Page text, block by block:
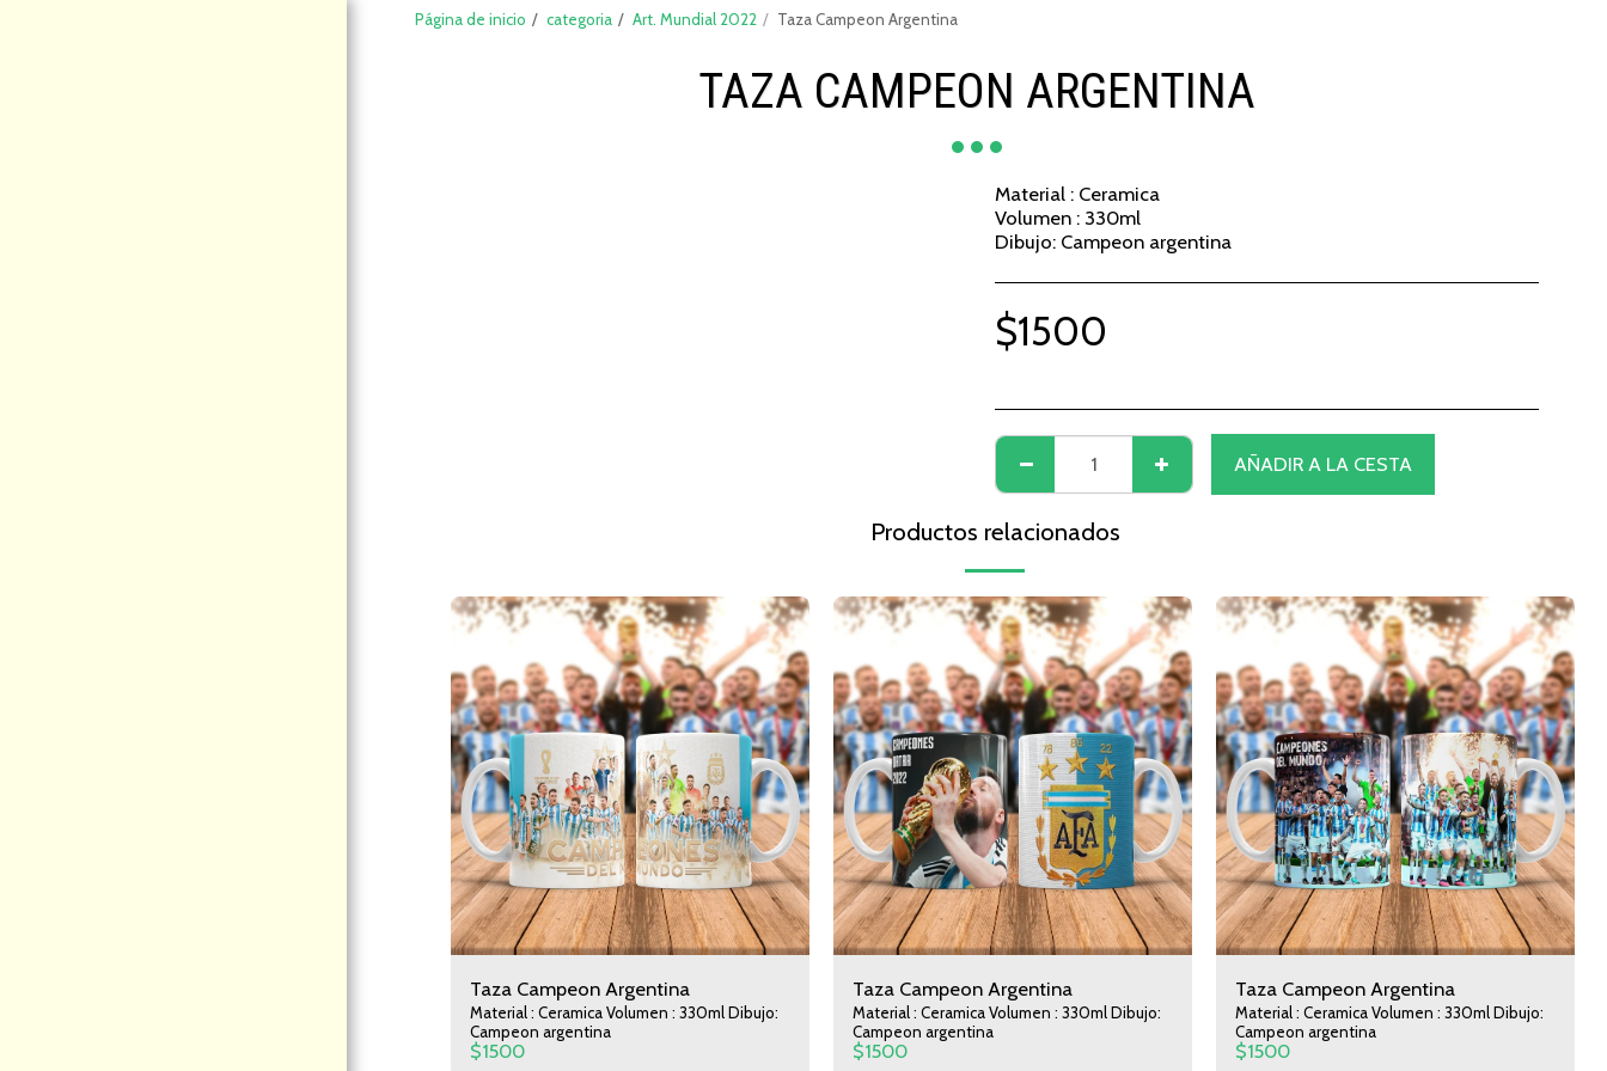
Página de inicio categoria Art. Mundial 2022 Taza Campeon Argentina
TAZA CAMPEON ARGENTINA
Material : Ceramica
Volumen : 330ml
Dibujo: Campeon argentina
$1500
AÑADIR A LA CESTA
Productos relacionados
Taza Campeon Argentina
Material : Ceramica Volumen : 330ml Dibujo:
Campeon argentina
$1500
Taza Campeon Argentina
Material : Ceramica Volumen : 330ml Dibujo:
Campeon argentina
$1500
Taza Campeon Argentina
Material : Ceramica Volumen : 330ml Dibujo:
Campeon argentina
$1500